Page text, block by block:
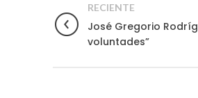
RECIENTE
José Gregorio
voluntades”